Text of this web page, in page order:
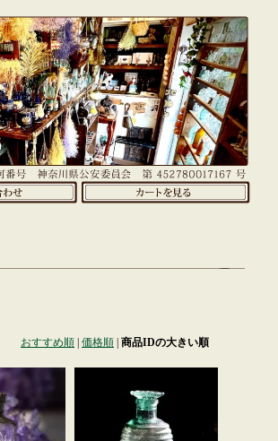
おすすめ順 価格順 商品IDの大きい順